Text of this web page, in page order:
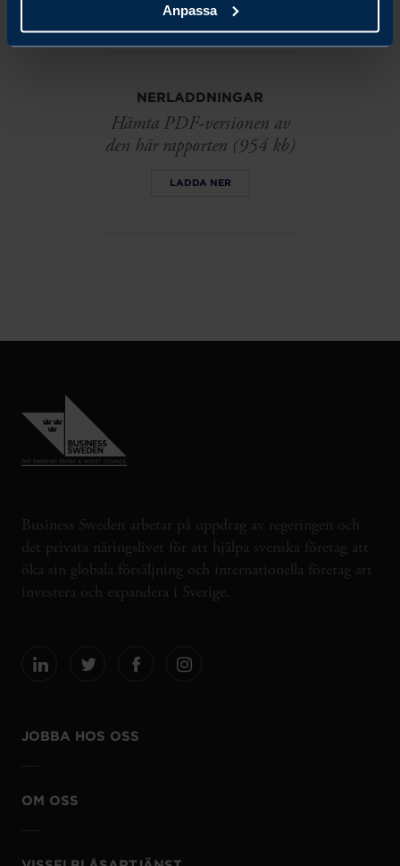
Anpassa
NERLADDNINGAR
Hämta PDF-versionen av
den här rapporten (954 kb)
LADDA NER
Business Sweden arbetar på uppdrag av regeringen och
det privata näringslivet för att hjälpa svenska företag att
öka sin globala försäljning och internationella företag att
investera och expandera i Sverige.
JOBBA HOS OSS
OM OSS